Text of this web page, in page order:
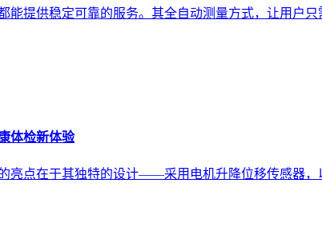
能提供稳定可靠的服务。其全自动测量方式，让用户
体检新体验
亮点在于其独特的设计——采用电机升降位移传感器